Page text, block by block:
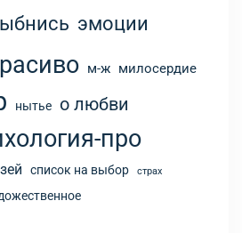
эмоции
м-ж милосердие
нытье о любви
про
список на выбор страх